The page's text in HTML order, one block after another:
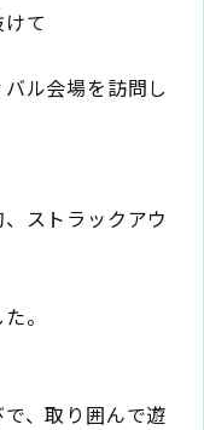
て
ル会場を訪問し
ストラックアウ
。
、取り囲んで遊